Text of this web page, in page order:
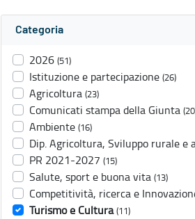
Categoria
2026 (51)
Istituzione e partecipazione (26)
Agricoltura (23)
Comunicati stampa della Giunta
Ambiente (16)
Dip. Agricoltura, Sviluppo rurale e
PR 2021-2027 (15)
Salute, sport e buona vita (13)
Competitività, ricerca e
Turismo e Cultura (11)